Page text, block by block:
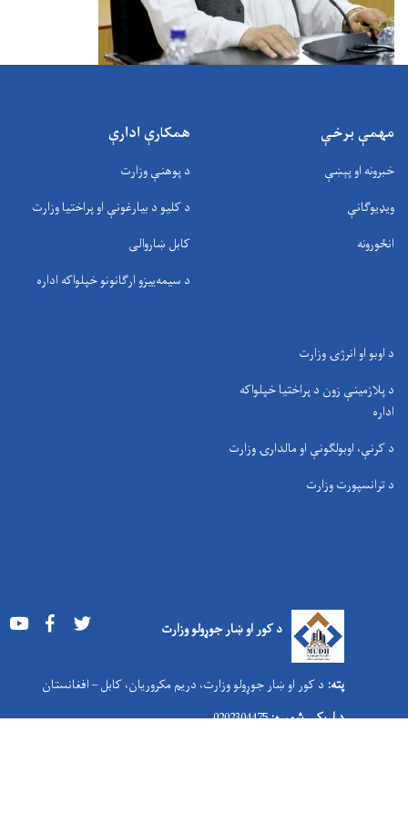
مهمې برخې
خبرونه او پېښې
ویډیوګانې
انځورونه
همکارې ادارې
د پوهنې وزارت
د کلیو د بیارغونې او پراختیا وزارت
کابل ښاروالی
د سيمه‌ييزو ارګانونو خپلواکه اداره
د اوبو او انرژۍ وزارت
د پلازمینې زون د پراختیا خپلواکه
اداره
د کرنې، اوبولګونې او مالدارۍ وزارت
د ترانسپورت وزارت
د کور او ښار جوړولو وزارت Youtube Facebook
پته: د کور او ښار جوړولو وزارت، دریم مکروریان، کابل – افغانستان
د اړیکې شمېره:0202304475